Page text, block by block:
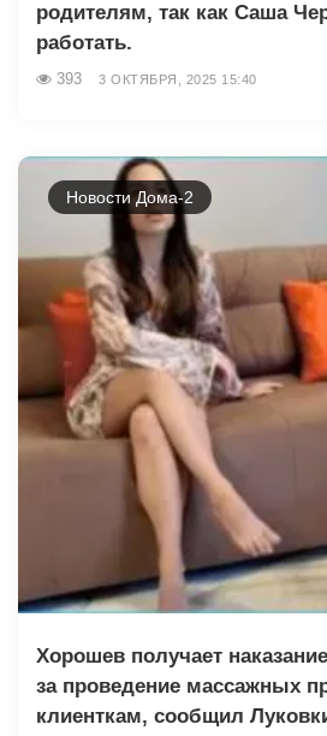
родителям, так как Саша
работать.
393 3 ОКТЯБРЯ, 2025 15:40
Новости Дома-2
Хорошев получает
за проведение массажных
клиенткам, сообщил